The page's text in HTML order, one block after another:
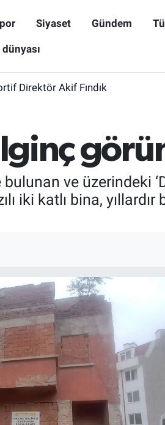
Siyaset Gündem
Direktör Akif Fındık
bulunan ve üzerindeki
iki katlı bina,